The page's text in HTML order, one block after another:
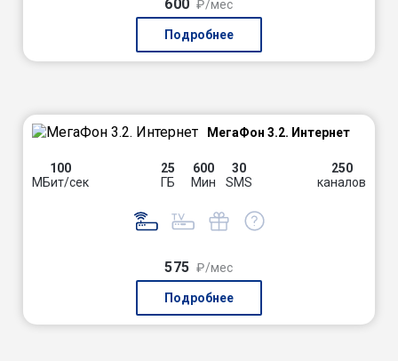
600 ₽/мес
Подробнее
МегаФон 3.2. Интернет
100
МБит/сек
25
ГБ
600
Мин
30
SMS
250
каналов
575 ₽/мес
Подробнее